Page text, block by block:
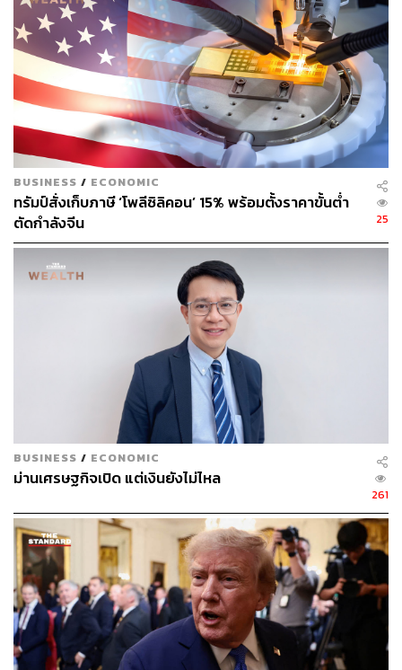
ปานปรีย์กล่าวเพิ่มว่า สำหรับผลกระทบจากสงครามการค้า
ประเทศไทยน่าจะได้รับผลกระทบ 2 เด้ง คือ 1. โดนภาษีจาก
สหรัฐฯ แต่จะมากแค่ไหนรัฐบาลก็ต้องพูดคุยมากขึ้นก่อนที่
สหรัฐฯ จะมาตั้งกำแพงภาษีกับเรา และ 2. ไทยจะเสีย
ดุลการค้ากับจีนเยอะขึ้น โดยก่อนหน้านี้จีนเข้ามาลงทุนใน
ไทยเยอะซึ่งก็เป็นเรื่องที่ดี แต่ก็ยังเสียดุลอยู่ เราต้องดูว่าเราจะ
รับมืออย่างไร
“เราต้องมองภาพให้ออกจากบนลงล่างว่าตลาดของไทยอยู่
ตรงไหน ตรงไหนมีปัญหา เราควรเข้าไปค้าขายไหม แม้ไทย
จะเสี่ยงน้อยแต่ก็อยู่ที่ผู้ที่จะเข้าไปเจรจากับสหรัฐฯ และจีน”
ปานปรีย์กล่าวอีกว่า ปัจจุบันนี้ประเทศไทยวางตัวเป็นกลางทั้ง
ในด้านความมั่นคงและเศรษฐกิจ เราไม่ได้อยู่ในจุดที่จะแข่ง
กับใครในเชิงเศรษฐกิจ เราต้องเตรียมความพร้อม และย้ำว่า
“ภาคเอกชนและรัฐไทยต้องทำงานอย่างใกล้ชิด เอกชนมอง
การค้าการลงทุนอย่างไร มีเป้าหมายอย่างไร อะไรที่เรามี
ความสามารถแข่งขัน หน้าที่การเจรจาก็เป็นหน้าที่ของ
รัฐบาล นโยบายก็เป็นหน้าที่ของทางการทูต”
สงครามการค้ารอบใหม่ ไทยจะเจอ 3 บีบ
ดร.อาร์ม ตั้งนิรันดร ผู้อำนวยการศูนย์จีนศึกษา สถาบันเอเชีย
ศึกษา จุฬาลงกรณ์มหาวิทยาลัย และรองคณบดีคณะ
นิติศาสตร์ จุฬาลงกรณ์มหาวิทยาลัย กล่าวว่า สงครามการค้า
รอบใหม่จะไม่เหมือนรอบเดิม ที่ผ่านมา ไทย เวียดนาม และ
อีกหลายๆ ประเทศมองว่าส้มจะหล่นเพราะการลงทุนจะมา
แต่จากนี้เราจะส่งสินค้าไปขายที่สหรัฐฯ แทนสินค้าจีน ไม่ง่าย
แบบเดิมแล้ว
BUSINESS / ECONOMIC
ทรัมป์สั่งเก็บภาษี ‘โพลีซิลิคอน’ 15% พร้อมตั้งราคาขั้นต่ำ
ตัดกำลังจีน
25
BUSINESS / ECONOMIC
ม่านเศรษฐกิจเปิด แต่เงินยังไม่ไหล
261